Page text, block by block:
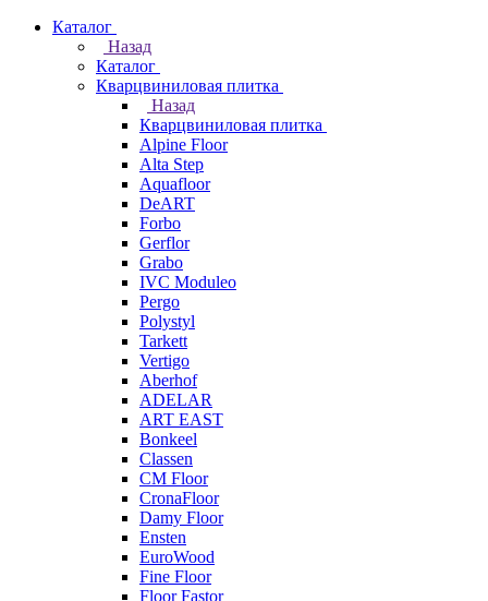
Каталог
Назад
Каталог
Кварцвиниловая плитка
Назад
Кварцвиниловая плитка
Alpine Floor
Alta Step
Aquafloor
DeART
Forbo
Gerflor
Grabo
IVC Moduleo
Pergo
Polystyl
Tarkett
Vertigo
Aberhof
ADELAR
ART EAST
Bonkeel
Classen
CM Floor
CronaFloor
Damy Floor
Ensten
EuroWood
Fine Floor
Floor Fastor